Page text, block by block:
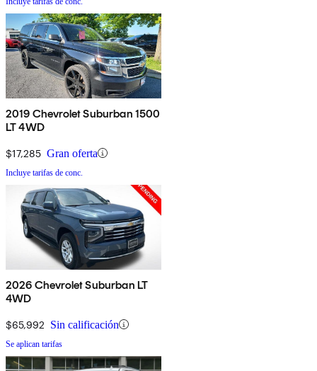
2019 Chevrolet Suburban 1500
LT 4WD
$17,285 Gran oferta
Incluye tarifas de conc.
2026 Chevrolet Suburban LT
4WD
$65,992 Sin calificación
Se aplican tarifas